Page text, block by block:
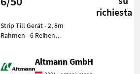
richiesta
Strip Till Gerät - 2, 8m
Rahmen - 6 Reihen
pneumatisch belastete
Altmann GmbH